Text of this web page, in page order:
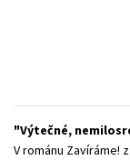
Výtečné,
V románu Zavíráme!